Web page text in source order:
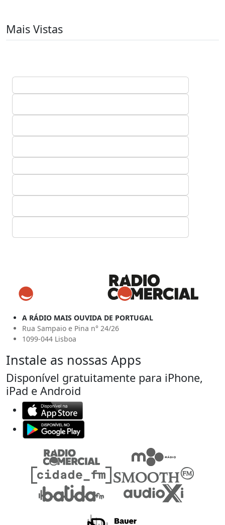
Mais Vistas
A RÁDIO MAIS OUVIDA DE PORTUGAL
Rua Sampaio e Pina n° 24/26
1099-044 Lisboa
Instale as nossas Apps
Disponível gratuitamente para iPhone,
iPad e Android